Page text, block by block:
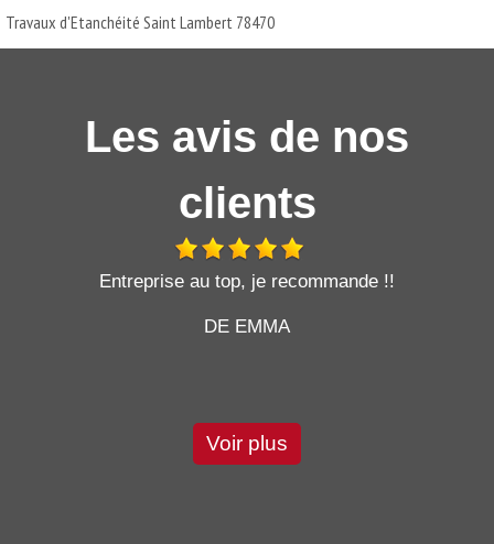
Travaux d'Etanchéité Saint Lambert 78470
Les avis de nos
clients
Entreprise au top, je recommande !!
DE EMMA
Voir plus